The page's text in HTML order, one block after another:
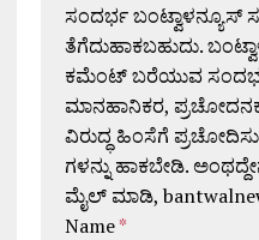
ಸಂದರ್ಭ ಬಂಟ್ವಾಳನ್ಯೂಸ್
ತೆಗೆದುಹಾಕಬಹುದು.
ಕಮೆಂಟ್ ಬರೆಯುವ
ಮಾನಹಾನಿಕರ,
ವಿರುದ್ಧ ಹಿಂಸೆಗೆ
ಗಳನ್ನು ಹಾಕಬೇಡಿ.
ಮೈಲ್ ಮಾಡಿ,
Name*